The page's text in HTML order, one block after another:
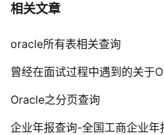
相关文章
oracle所有表相关查询
曾经在面试过程中遇到的关于
Oracle之分页查询
企业年报查询-全国工商企业